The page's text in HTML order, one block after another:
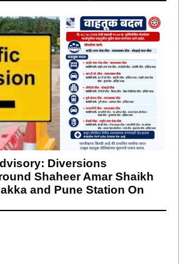
Diversions
Shaheer Amar Shaikh
and Pune Station On